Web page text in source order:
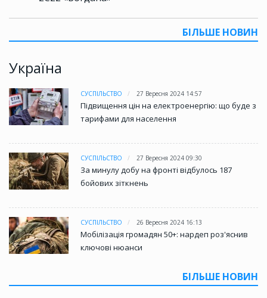
БІЛЬШЕ НОВИН
Україна
СУСПІЛЬСТВО 27 Вересня 2024 14:57
Підвищення цін на електроенергію: що буде з
тарифами для населення
СУСПІЛЬСТВО 27 Вересня 2024 09:30
За минулу добу на фронті відбулось 187
бойових зіткнень
СУСПІЛЬСТВО 26 Вересня 2024 16:13
Мобілізація громадян 50+: нардеп роз'яснив
ключові нюанси
БІЛЬШЕ НОВИН